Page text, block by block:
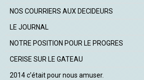
NOS COURRIERS AUX DECIDEURS
LE JOURNAL
NOTRE POSITION POUR LE PROGRES
CERISE SUR LE GATEAU
2014 c’était pour nous amuser.